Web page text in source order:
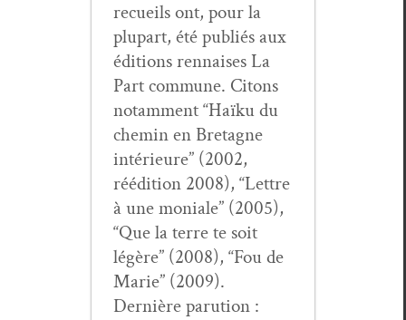
recueils ont, pour la
plu­part, été pub­liés aux
édi­tions ren­nais­es La
Part com­mune. Citons
notam­ment “Haïku du
chemin en Bre­tagne
intérieure” (2002,
réédi­tion 2008), “Let­tre
à une moni­ale” (2005),
“Que la terre te soit
légère” (2008), “Fou de
Marie” (2009).
Dernière paru­tion :